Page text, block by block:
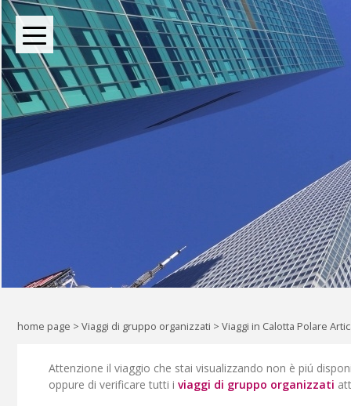
BOUTIQUE TOUR OPERATOR INDIPENDENTE DAL 2004
Oltre le rotte comuni:
Liberi di esplorare il mondo,
home page > Viaggi di gruppo organizzati > Viaggi in Calotta Polare
Attenzione il viaggio che stai visualizzando non è piú
oppure di verificare tutti i viaggi di gruppo organizzati